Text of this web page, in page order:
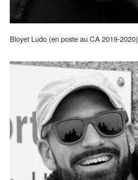
Bloyet Ludo (en poste au CA 2019-2020)